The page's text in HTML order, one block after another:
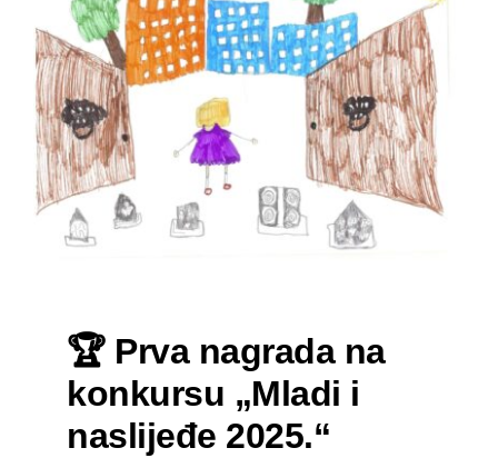
🏆 Prva nagrada na
konkursu „Mladi i
naslijeđe 2025.“